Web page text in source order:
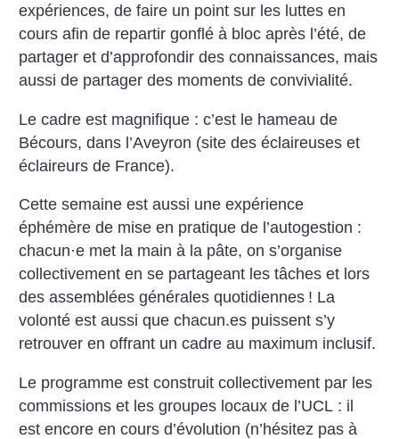
expériences, de faire un point sur les luttes en
cours afin de repartir gonflé à bloc après l’été, de
partager et d’approfondir des connaissances, mais
aussi de partager des moments de convivialité.
Le cadre est magnifique : c’est le hameau de
Bécours, dans l’Aveyron (site des éclaireuses et
éclaireurs de France).
Cette semaine est aussi une expérience
éphémère de mise en pratique de l’autogestion :
chacun·e met la main à la pâte, on s’organise
collectivement en se partageant les tâches et lors
des assemblées générales quotidiennes ! La
volonté est aussi que chacun.es puissent s’y
retrouver en offrant un cadre au maximum inclusif.
Le programme est construit collectivement par les
commissions et les groupes locaux de l’UCL : il
est encore en cours d’évolution (n’hésitez pas à